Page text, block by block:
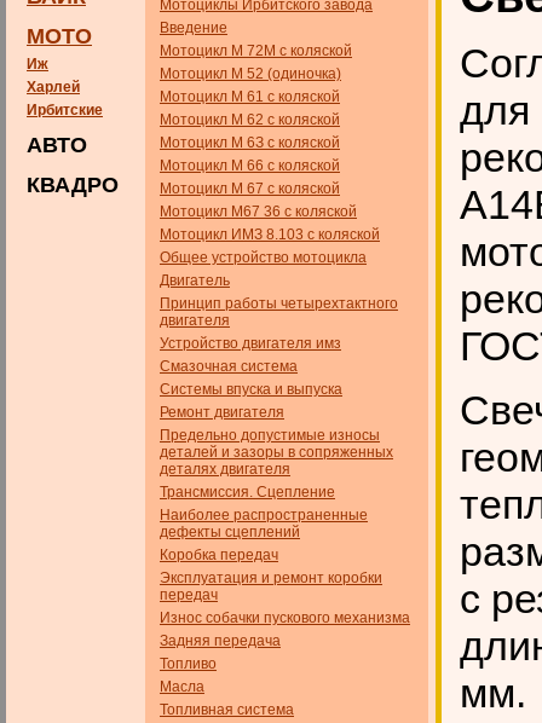
МОТО
Иж
Харлей
Ирбитские
АВТО
КВАДРО
Мотоциклы Ирбитского завода
Введение
Мотоцикл М 72М с коляской
Мотоцикл М 52 (одиночка)
Мотоцикл М 61 с коляской
Мотоцикл М 62 с коляской
Мотоцикл М 6З с коляской
Мотоцикл М 66 с коляской
Мотоцикл М 67 с коляской
Мотоцикл М67 36 с коляской
Мотоцикл ИМЗ 8.103 с коляской
Общее устройство мотоцикла
Двигатель
Принцип работы четырехтактного
двигателя
Устройство двигателя имз
Смазочная система
Системы впуска и выпуска
Ремонт двигателя
Предельно допустимые износы
деталей и зазоры в сопряженных
деталях двигателя
Трансмиссия. Сцепление
Наиболее распространенные
дефекты сцеплений
Коробка передач
Эксплуатация и ремонт коробки
передач
Износ собачки пускового механизма
Задняя передача
Топливо
Масла
Топливная система
для
с
мм.